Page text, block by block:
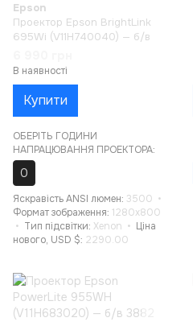
Epson
Проектор Epson BrightLink
695Wi (V11H740040) — б/в
В наявності
Купити
ОБЕРІТЬ ГОДИНИ
НАПРАЦЮВАННЯ ПРОЕКТОРА:
0
Яскравість ANSI люмен 3500
Формат зображення 1280x800
Тип підсвітки Xenon
Ціна
нового, USD $ 2290.00